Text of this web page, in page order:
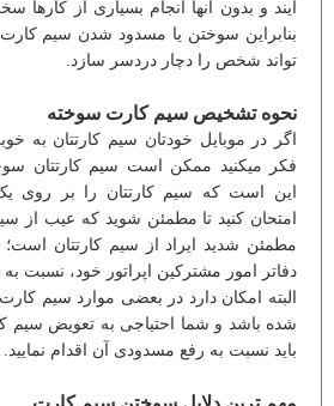
آیند و بدون آنها انجام بسیاری از
بنابراین سوختن یا مسدود شدن سیم
تواند شخص را دچار دردسر سازد.
نحوه تشخیص سیم کارت سوخته
اگر در موبایل خودتان سیم کارتتان به
فکر میکنید ممکن است سیم کارتتان
این است که سیم کارتتان را بر روی
امتحان کنید تا مطمئن شوید که عیب از
مطمئن شدید ایراد از سیم کارتتان است؛
دفاتر امور مشترکین اپراتور خود، نسبت به
البته امکان دارد در بعضی موارد سیم
شده باشد و شما احتیاجی به تعویض سیم
باید نسبت به رفع مسدودی آن اقدام نمایید.